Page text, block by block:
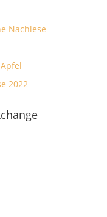
Nachlese
2022